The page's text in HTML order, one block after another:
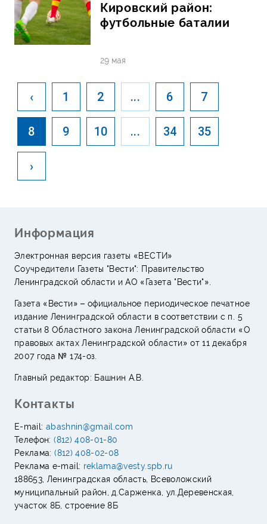
Кировский район:
футбольные баталии
29 мая
‹ 1 2 ... 6 7
8 9 10 ... 34 35
›
Информация
Электронная версия газеты «ВЕСТИ»
Соучредители Газеты "Вести": Правительство
Ленинградской области и АО «Газета "Вести"».
Газета «Вести» – официальное периодическое печатное
издание Ленинградской области в соответствии с п. 5
статьи 8 Областного закона Ленинградской области «О
правовых актах Ленинградской области» от 11 декабря
2007 года № 174-оз.
Главный редактор: Башнин А.В.
Контакты
E-mail: abashnin@gmail.com
Телефон:(812) 408-01-80
Реклама:(812) 408-02-08
Реклама e-mail: reklama@vesty.spb.ru
188653, Ленинградская область, Всеволожский
муниципальный район, д.Сарженка, ул.Деревенская,
участок 8Б, строение 8Б